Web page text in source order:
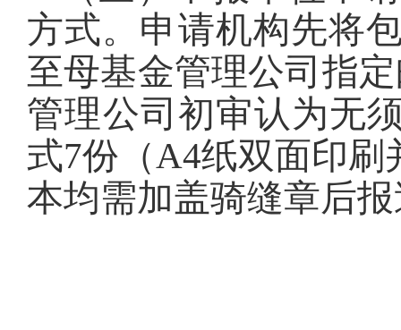
方式。申请机构先将
至母基金管理公司指
管理公司初审认为无
式7份（A4纸双面印刷
本均需加盖骑缝章后